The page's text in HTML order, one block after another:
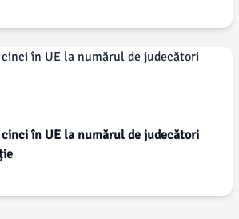
în UE la numărul de judecători